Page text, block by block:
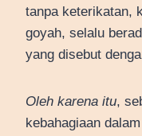
tanpa keterikatan,
goyah, selalu
yang disebut
Oleh karena itu,
kebahagiaan